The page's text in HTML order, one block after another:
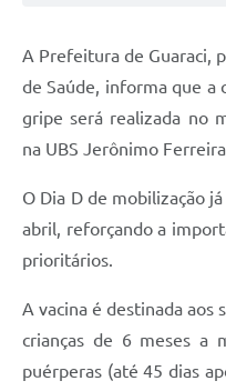
Galeria de Vídeos
Projetos
Legislação
Links
Telefones Úteis
SIC
A Prefeitura de Guaraci,
de Saúde, informa que a
gripe será realizada no
na UBS Jerônimo
O Dia D de mobilização
abril, reforçando a
prioritários.
A vacina é destinada aos
crianças de 6 meses a
puérperas (até 45 dias